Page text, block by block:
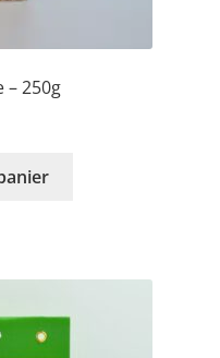
– 250g